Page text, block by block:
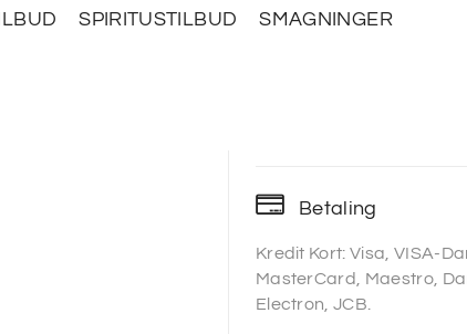
SPIRITUSTILBUD SMAGNINGER
Betaling
Kredit Kort: Visa, VISA-
MasterCard, Maestro,
Electron, JCB.